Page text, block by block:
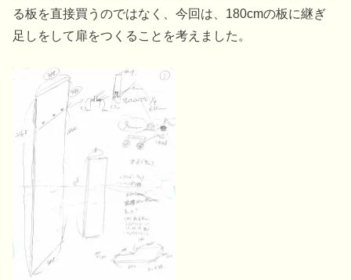
る板を直接買うのではなく、今回は、180cmの板に継ぎ
足しをして扉をつくることを考えました。